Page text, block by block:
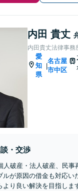
内田 貴丈
内田貴丈法律事務
愛
知
県
|
名古屋
市中区
・交渉
人破産・法人破産、民
ルが原因の借金も対応い
より良い解決を目指しま